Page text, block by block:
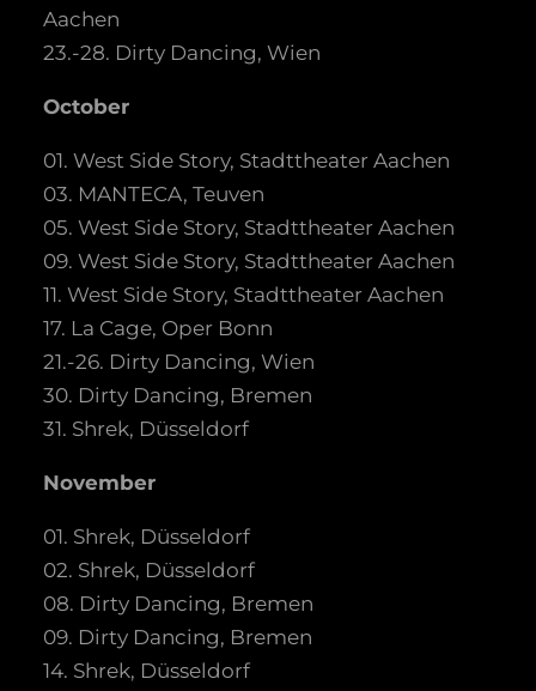
Aachen
23.-28. Dirty Dancing, Wien
October
01. West Side Story, Stadttheater Aachen
03. MANTECA, Teuven
05. West Side Story, Stadttheater Aachen
09. West Side Story, Stadttheater Aachen
11. West Side Story, Stadttheater Aachen
17. La Cage, Oper Bonn
21.-26. Dirty Dancing, Wien
30. Dirty Dancing, Bremen
31. Shrek, Düsseldorf
November
01. Shrek, Düsseldorf
02. Shrek, Düsseldorf
08. Dirty Dancing, Bremen
09. Dirty Dancing, Bremen
14. Shrek, Düsseldorf